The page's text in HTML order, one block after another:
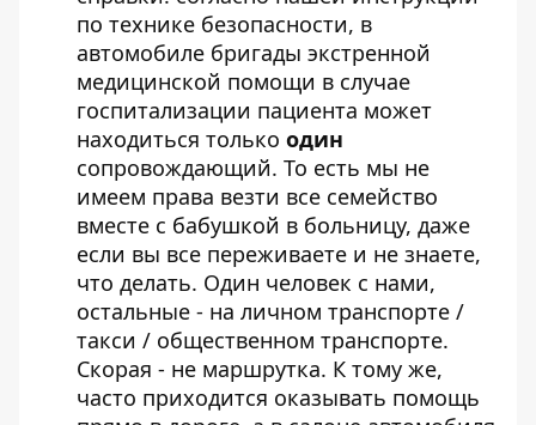
по технике безопасности, в
автомобиле бригады экстренной
медицинской помощи в случае
госпитализации пациента может
находиться только один
сопровождающий. То есть мы не
имеем права везти все семейство
вместе с бабушкой в больницу, даже
если вы все переживаете и не знаете,
что делать. Один человек с нами,
остальные - на личном транспорте /
такси / общественном транспорте.
Скорая - не маршрутка. К тому же,
часто приходится оказывать помощь